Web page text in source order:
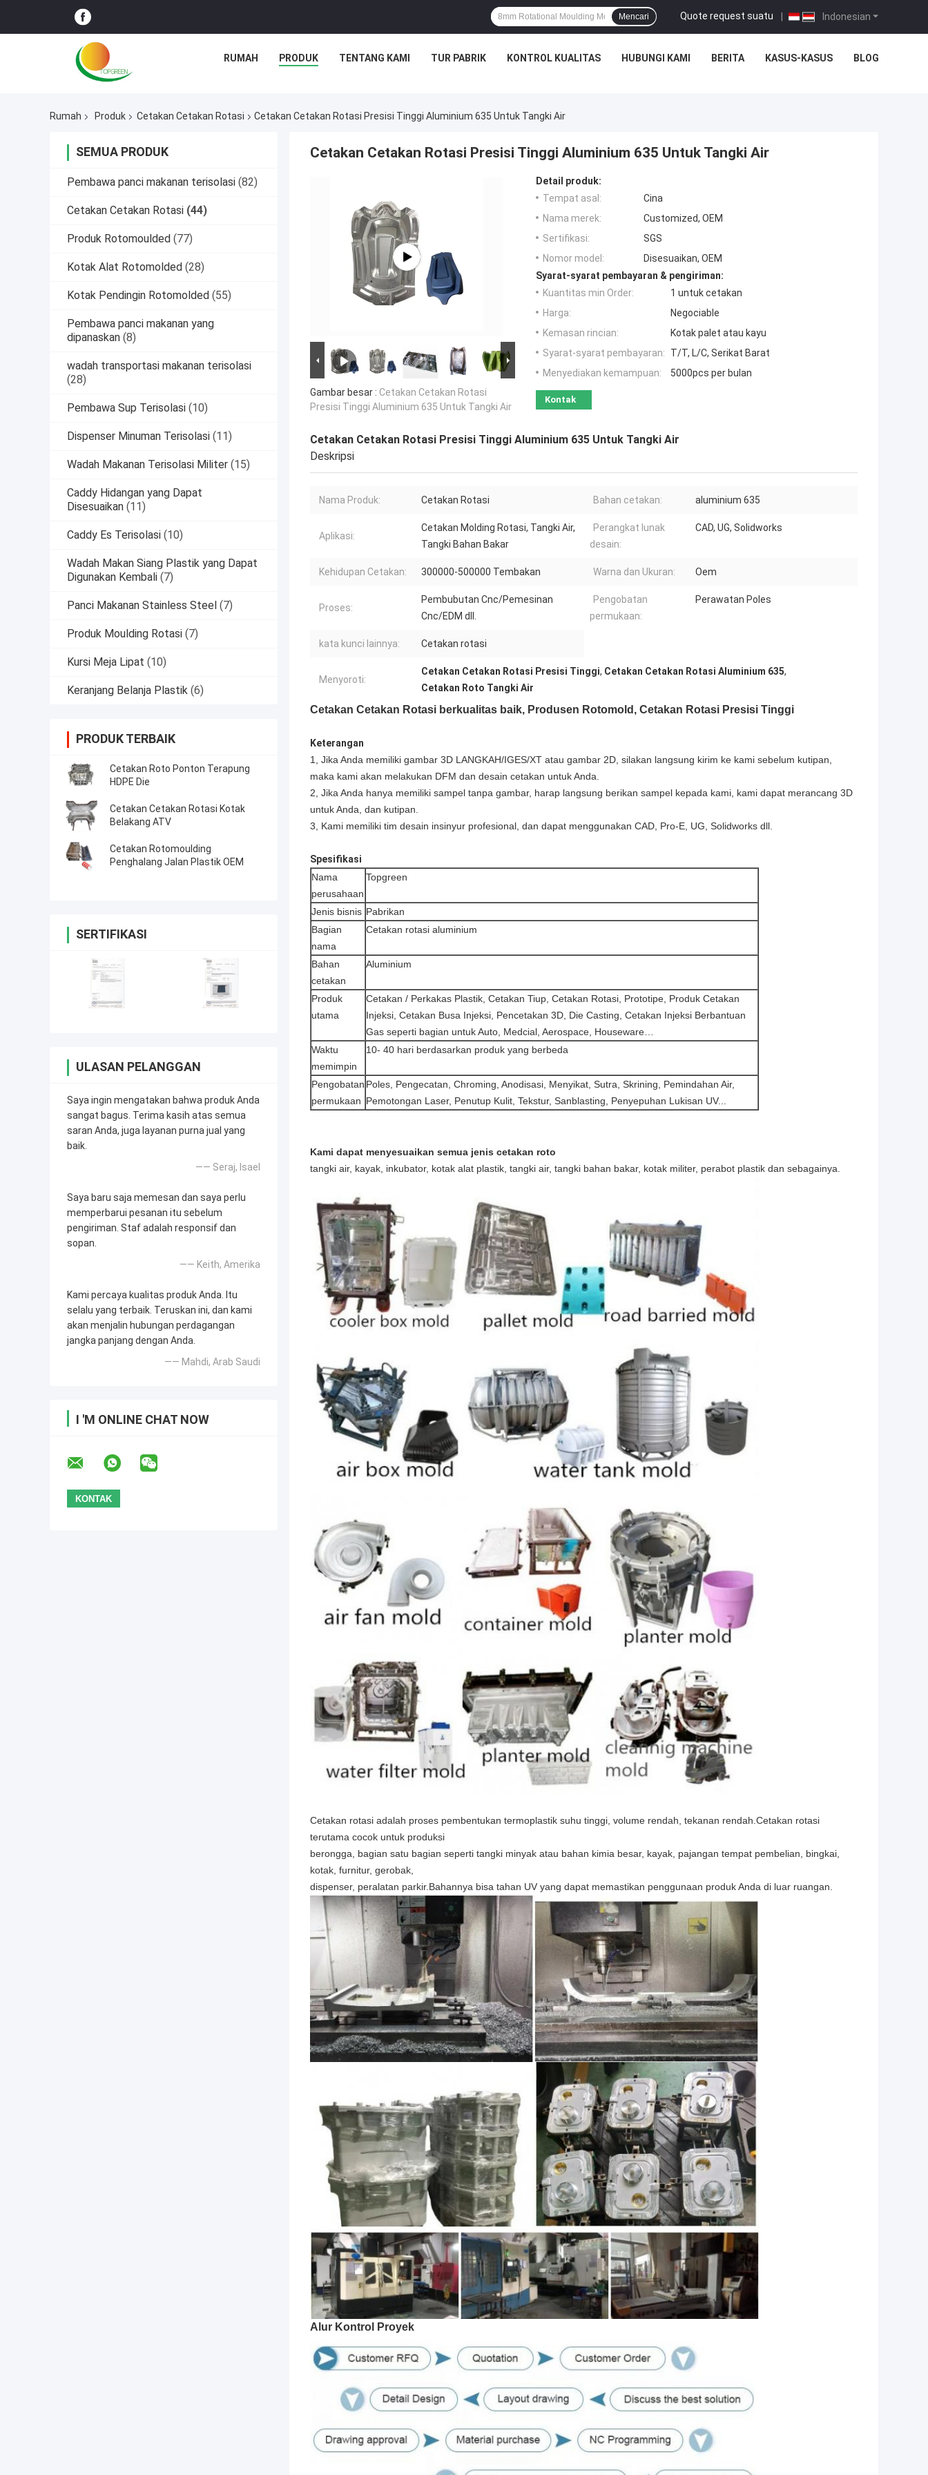
Indonesian
Quote request suatu |
Mencari
RUMAH PRODUK TENTANG KAMI TUR PABRIK KONTROL KUALITAS HUBUNGI KAMI BERITA KASUS-KASUS BLOG
Rumah Produk Cetakan Cetakan Rotasi Cetakan Cetakan Rotasi Presisi Tinggi Aluminium 635 Untuk Tangki Air
SEMUA PRODUK
Pembawa panci makanan terisolasi (82)
Cetakan Cetakan Rotasi (44)
Produk Rotomoulded (77)
Kotak Alat Rotomolded (28)
Kotak Pendingin Rotomolded (55)
Pembawa panci makanan yang
dipanaskan (8)
wadah transportasi makanan terisolasi
(28)
Pembawa Sup Terisolasi (10)
Dispenser Minuman Terisolasi (11)
Wadah Makanan Terisolasi Militer (15)
Caddy Hidangan yang Dapat
Disesuaikan (11)
Caddy Es Terisolasi (10)
Wadah Makan Siang Plastik yang Dapat
Digunakan Kembali (7)
Panci Makanan Stainless Steel (7)
Produk Moulding Rotasi (7)
Kursi Meja Lipat (10)
Keranjang Belanja Plastik (6)
PRODUK TERBAIK
Cetakan Roto Ponton Terapung
HDPE Die
Cetakan Cetakan Rotasi Kotak
Belakang ATV
Cetakan Rotomoulding
Penghalang Jalan Plastik OEM
SERTIFIKASI
ULASAN PELANGGAN
Saya ingin mengatakan bahwa produk Anda
sangat bagus. Terima kasih atas semua
saran Anda, juga layanan purna jual yang
baik.
—— Seraj, Isael
Saya baru saja memesan dan saya perlu
memperbarui pesanan itu sebelum
pengiriman. Staf adalah responsif dan
sopan.
—— Keith, Amerika
Kami percaya kualitas produk Anda. Itu
selalu yang terbaik. Teruskan ini, dan kami
akan menjalin hubungan perdagangan
jangka panjang dengan Anda.
—— Mahdi, Arab Saudi
I 'M ONLINE CHAT NOW
Cetakan Cetakan Rotasi Presisi Tinggi Aluminium 635 Untuk Tangki Air
Gambar besar : Cetakan Cetakan Rotasi
Presisi Tinggi Aluminium 635 Untuk Tangki Air
Detail produk:
Tempat asal:
Cina
Nama merek:
Customized, OEM
Sertifikasi:
SGS
Nomor model:
Disesuaikan, OEM
Syarat-syarat pembayaran & pengiriman:
Kuantitas min Order:
1 untuk cetakan
Harga:
Negociable
Kemasan rincian:
Kotak palet atau kayu
Syarat-syarat pembayaran:
T/T, L/C, Serikat Barat
Menyediakan kemampuan:
5000pcs per bulan
Kontak
Cetakan Cetakan Rotasi Presisi Tinggi Aluminium 635 Untuk Tangki Air
Deskripsi
Nama Produk: Cetakan Rotasi Bahan cetakan: aluminium 635
Aplikasi:
Cetakan Molding Rotasi, Tangki Air,
Tangki Bahan Bakar
Perangkat lunak
desain:
CAD, UG, Solidworks
Kehidupan Cetakan: 300000-500000 Tembakan Warna dan Ukuran: Oem
Proses:
Pembubutan Cnc/Pemesinan
Cnc/EDM dll.
Pengobatan
permukaan:
Perawatan Poles
kata kunci lainnya: Cetakan rotasi
Menyoroti:
Cetakan Cetakan Rotasi Presisi Tinggi, Cetakan Cetakan Rotasi Aluminium 635,
Cetakan Roto Tangki Air
Cetakan Cetakan Rotasi berkualitas baik, Produsen Rotomold, Cetakan Rotasi Presisi Tinggi
Keterangan
1, Jika Anda memiliki gambar 3D LANGKAH/IGES/XT atau gambar 2D, silakan langsung kirim ke kami sebelum kutipan,
maka kami akan melakukan DFM dan desain cetakan untuk Anda.
2, Jika Anda hanya memiliki sampel tanpa gambar, harap langsung berikan sampel kepada kami, kami dapat merancang 3D
untuk Anda, dan kutipan.
3, Kami memiliki tim desain insinyur profesional, dan dapat menggunakan CAD, Pro-E, UG, Solidworks dll.
Spesifikasi
Nama
perusahaan
Topgreen
Jenis bisnis Pabrikan
Bagian
nama
Cetakan rotasi aluminium
Bahan
cetakan
Aluminium
Produk
utama
Cetakan / Perkakas Plastik, Cetakan Tiup, Cetakan Rotasi, Prototipe, Produk Cetakan
Injeksi, Cetakan Busa Injeksi, Pencetakan 3D, Die Casting, Cetakan Injeksi Berbantuan
Gas seperti bagian untuk Auto, Medcial, Aerospace, Houseware…
Waktu
memimpin
10- 40 hari berdasarkan produk yang berbeda
Pengobatan
permukaan
Poles, Pengecatan, Chroming, Anodisasi, Menyikat, Sutra, Skrining, Pemindahan Air,
Pemotongan Laser, Penutup Kulit, Tekstur, Sanblasting, Penyepuhan Lukisan UV...
Kami dapat menyesuaikan semua jenis cetakan roto
tangki air, kayak, inkubator, kotak alat plastik, tangki air, tangki bahan bakar, kotak militer, perabot plastik dan sebagainya.
Cetakan rotasi adalah proses pembentukan termoplastik suhu tinggi, volume rendah, tekanan rendah.Cetakan rotasi
terutama cocok untuk produksi
berongga, bagian satu bagian seperti tangki minyak atau bahan kimia besar, kayak, pajangan tempat pembelian, bingkai,
kotak, furnitur, gerobak,
dispenser, peralatan parkir.Bahannya bisa tahan UV yang dapat memastikan penggunaan produk Anda di luar ruangan.
Alur Kontrol Proyek